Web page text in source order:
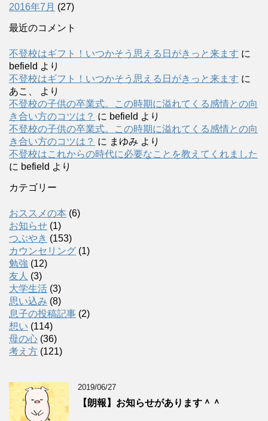
2016年7月 (27)
最近のコメント
不登校はギフト！いつかそう思える日がきっと来ます に
befield より
不登校はギフト！いつかそう思える日がきっと来ます に
あこ、
より
不登校の子供の卒業式。この時期に溢れてくる感情との向
き合い方のコツは？ に befield より
不登校の子供の卒業式。この時期に溢れてくる感情との向
き合い方のコツは？ に まゆみ より
不登校はこれからの時代に必要なことを教えてくれました
に befield より
カテゴリー
おススメの本 (6)
お知らせ (1)
つぶやき (153)
カウンセリング (1)
勉強 (12)
友人 (3)
大学生活 (3)
思い込み (8)
息子の投稿記事 (2)
想い (114)
母の心 (36)
考え方 (121)
2019/06/27
【朗報】お知らせがあります＾＾